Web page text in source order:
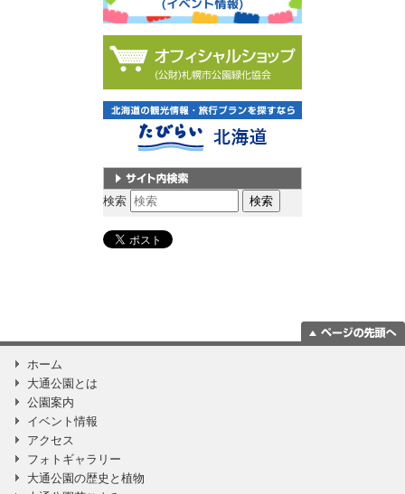
サイト内検索
検索
ホーム
大通公園とは
公園案内
イベント情報
アクセス
フォトギャラリー
大通公園の歴史と植物